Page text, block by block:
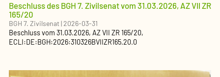
Beschluss des BGH 7. Zivilsenat vom 31.03.2026, AZ VII ZR
165/20
BGH 7. Zivilsenat|2026-03-31
Beschlussvom 31.03.2026, AZVII ZR 165/20,
ECLI:DE:BGH:2026:310326BVIIZR165.20.0